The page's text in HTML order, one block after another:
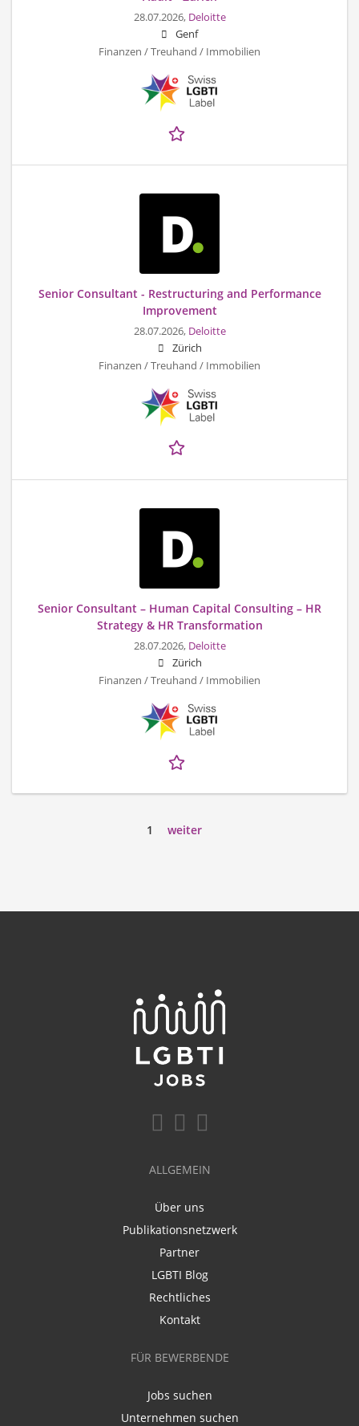
28.07.2026, Deloitte
Genf
Finanzen / Treuhand / Immobilien
Senior Consultant - Restructuring and Performance
Improvement
28.07.2026, Deloitte
Zürich
Finanzen / Treuhand / Immobilien
Senior Consultant – Human Capital Consulting – HR
Strategy & HR Transformation
28.07.2026, Deloitte
Zürich
Finanzen / Treuhand / Immobilien
1 weiter
ALLGEMEIN
Über uns
Publikationsnetzwerk
Partner
LGBTI Blog
Rechtliches
Kontakt
FÜR BEWERBENDE
Jobs suchen
Unternehmen suchen